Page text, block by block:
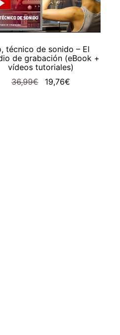
AÑADIR AL CARRITO
técnico de sonido – El
de grabación (eBook +
vídeos tutoriales)
36,99€
El
19,76€El